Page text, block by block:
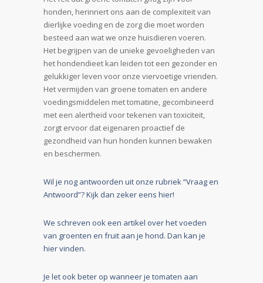
honden, herinnert ons aan de complexiteit van
dierlijke voeding en de zorg die moet worden
besteed aan wat we onze huisdieren voeren.
Het begrijpen van de unieke gevoeligheden van
het hondendieet kan leiden tot een gezonder en
gelukkiger leven voor onze viervoetige vrienden.
Het vermijden van groene tomaten en andere
voedingsmiddelen met tomatine, gecombineerd
met een alertheid voor tekenen van toxiciteit,
zorgt ervoor dat eigenaren proactief de
gezondheid van hun honden kunnen bewaken
en beschermen.
Wil je nog antwoorden uit onze rubriek “Vraag en
Antwoord”? Kijk dan zeker eens hier!
We schreven ook een artikel over het voeden
van groenten en fruit aan je hond. Dan kan je
hier vinden.
Je let ook beter op wanneer je tomaten aan